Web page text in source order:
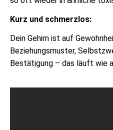
Kurz und schmerzlos:
Dein Gehirn ist auf
Beziehungsmuster,
Bestätigung – das läuft wie